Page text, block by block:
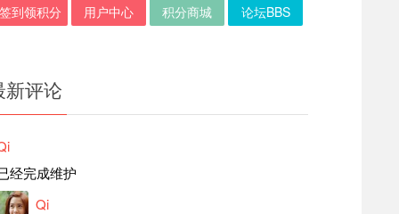
签到领积分 用户中心 积分商城 论坛BBS
新评论
经完成维护
Qi